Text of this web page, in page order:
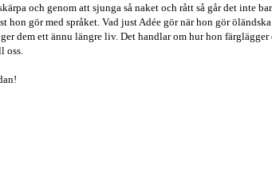
och genom att sjunga så naket och rått så går det inte
hon gör med språket. Vad just Adée gör när hon gör
dem ett ännu längre liv. Det handlar om hur hon
oss.